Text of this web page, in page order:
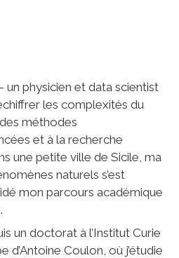
un physicien et data scientist
les complexités du
méthodes
et à la recherche
une petite ville de Sicile, ma
naturels s’est
mon parcours académique
un doctorat à l’Institut Curie
d’Antoine Coulon, où j’étudie